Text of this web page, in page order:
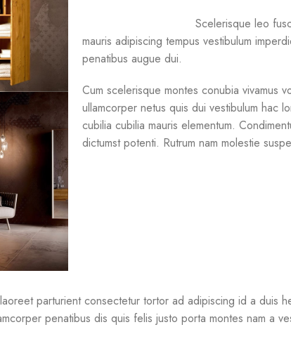
Scelerisque leo
mauris adipiscing tempus vestibulum
penatibus augue dui.
Cum scelerisque montes conubia vivamus
ullamcorper netus quis dui vestibulum hac
cubilia cubilia mauris elementum.
dictumst potenti. Rutrum nam molestie
parturient consectetur tortor ad adipiscing id a duis
penatibus dis quis felis justo porta montes nam a